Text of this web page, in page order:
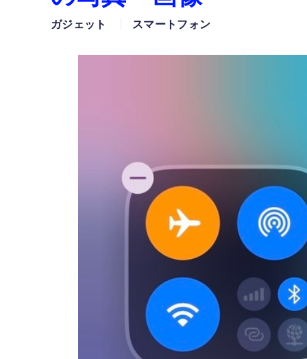
ガジェット スマートフォン